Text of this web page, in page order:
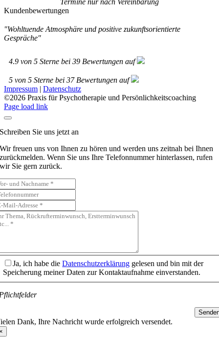
Kundenbewertungen
"Wohltuende Atmosphäre und positive zukunftsorientierte
Gespräche"
4.9 von 5 Sterne bei 39 Bewertungen auf
5 von 5 Sterne bei 37Bewertungen auf
Impressum | Datenschutz
©2026 Praxis für Psychotherapie und Persönlichkeitscoaching
Page load link
Schreiben Sie uns jetzt an
Wir freuen uns von Ihnen zu hören und werden uns zeitnah bei Ihnen
zurückmelden. Wenn Sie uns Ihre Telefonnummer hinterlassen, rufen
wir Sie gern zurück.
Ja, ich habe dieDatenschutzerklärung gelesen und bin mit der
Speicherung meiner Daten zur Kontaktaufnahme einverstanden.
Dank, Ihre Nachricht wurde erfolgreich versendet.